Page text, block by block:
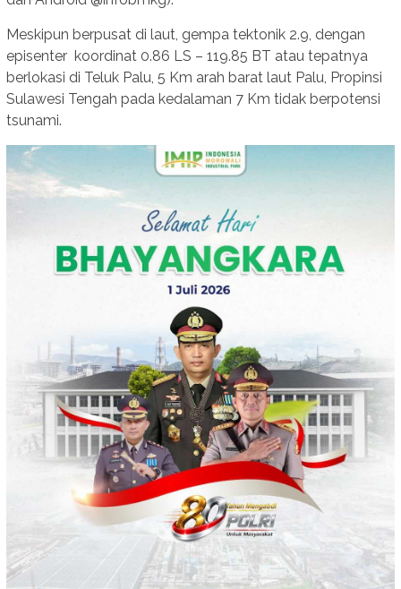
Meskipun berpusat di laut, gempa tektonik 2.9, dengan
episenter koordinat 0.86 LS – 119.85 BT atau tepatnya
berlokasi di Teluk Palu, 5 Km arah barat laut Palu, Propinsi
Sulawesi Tengah pada kedalaman 7 Km tidak berpotensi
tsunami.